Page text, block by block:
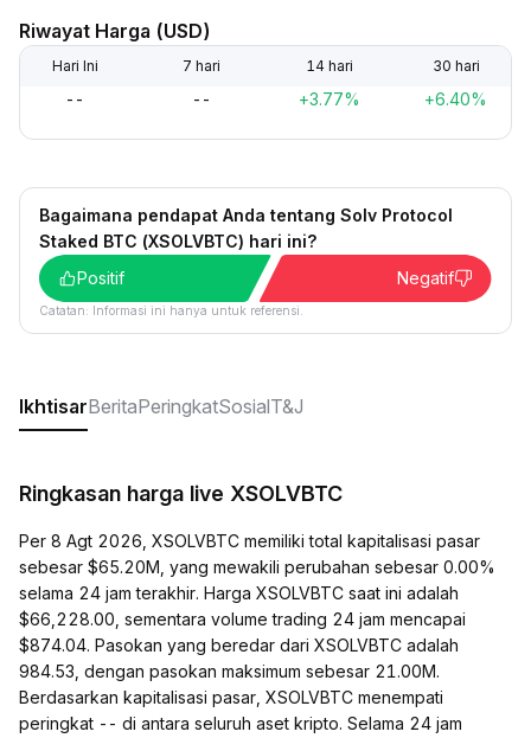
Riwayat Harga (USD)
Hari Ini 7 hari 14 hari 30 hari
-- -- +3.77% +6.40%
Bagaimana pendapat Anda tentang Solv Protocol
Staked BTC (XSOLVBTC) hari ini?
Positif
Negatif
Catatan: Informasi ini hanya untuk referensi.
IkhtisarBeritaPeringkatSosialT&J
Ringkasan harga live XSOLVBTC
Per 8 Agt 2026, XSOLVBTC memiliki total kapitalisasi pasar
sebesar $65.20M, yang mewakili perubahan sebesar 0.00%
selama 24 jam terakhir. Harga XSOLVBTC saat ini adalah
$66,228.00, sementara volume trading 24 jam mencapai
$874.04. Pasokan yang beredar dari XSOLVBTC adalah
984.53, dengan pasokan maksimum sebesar 21.00M.
Berdasarkan kapitalisasi pasar, XSOLVBTC menempati
peringkat -- di antara seluruh aset kripto. Selama 24 jam